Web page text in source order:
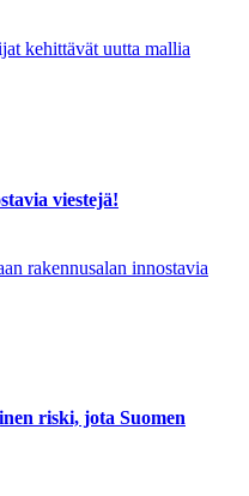
kehittävät uutta mallia
viestejä!
rakennusalan innostavia
riski, jota Suomen